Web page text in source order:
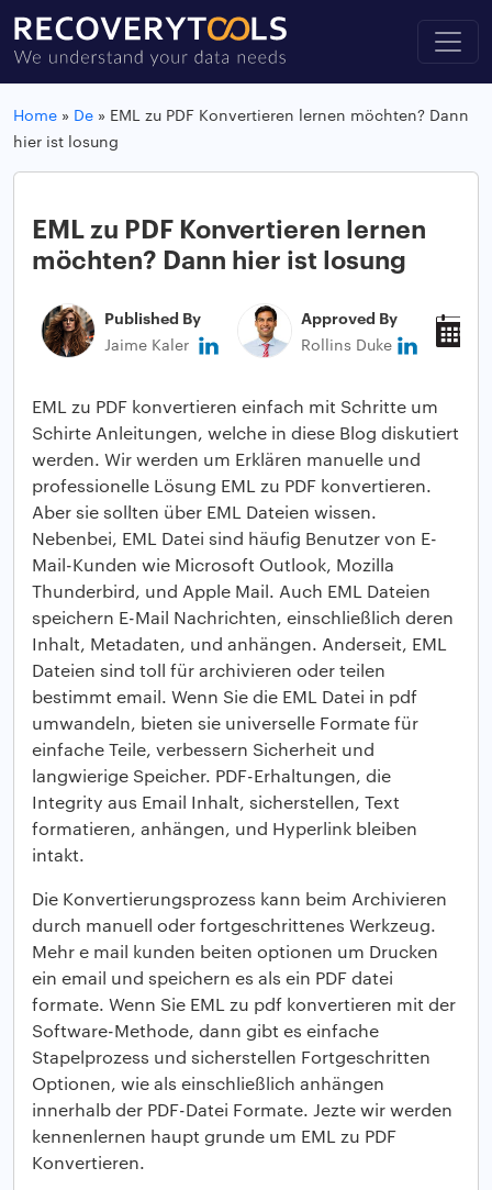
Home » De » EML zu PDF Konvertieren lernen möchten? Dann
hier ist losung
EML zu PDF Konvertieren lernen
möchten? Dann hier ist losung
Published By
Jaime Kaler
Approved By
Rollins Duke
EML zu PDF konvertieren einfach mit Schritte um
Schirte Anleitungen, welche in diese Blog diskutiert
werden. Wir werden um Erklären manuelle und
professionelle Lösung EML zu PDF konvertieren.
Aber sie sollten über EML Dateien wissen.
Nebenbei, EML Datei sind häufig Benutzer von E-
Mail-Kunden wie Microsoft Outlook, Mozilla
Thunderbird, und Apple Mail. Auch EML Dateien
speichern E-Mail Nachrichten, einschließlich deren
Inhalt, Metadaten, und anhängen. Anderseit, EML
Dateien sind toll für archivieren oder teilen
bestimmt email. Wenn Sie die EML Datei in pdf
umwandeln, bieten sie universelle Formate für
einfache Teile, verbessern Sicherheit und
langwierige Speicher. PDF-Erhaltungen, die
Integrity aus Email Inhalt, sicherstellen, Text
formatieren, anhängen, und Hyperlink bleiben
intakt.
Die Konvertierungsprozess kann beim Archivieren
durch manuell oder fortgeschrittenes Werkzeug.
Mehr e mail kunden beiten optionen um Drucken
ein email und speichern es als ein PDF datei
formate. Wenn Sie EML zu pdf konvertieren mit der
Software-Methode, dann gibt es einfache
Stapelprozess und sicherstellen Fortgeschritten
Optionen, wie als einschließlich anhängen
innerhalb der PDF-Datei Formate. Jezte wir werden
kennenlernen haupt grunde um EML zu PDF
Konvertieren.